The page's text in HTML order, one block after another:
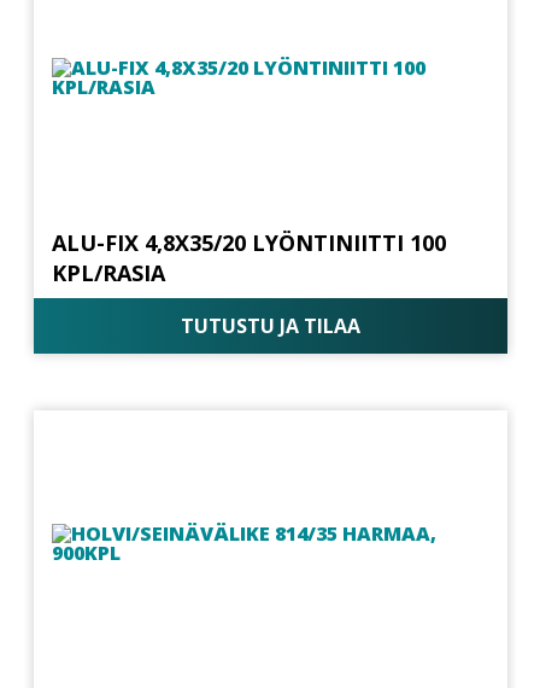
ALU-FIX 4,8X35/20 LYÖNTINIITTI 100
KPL/RASIA
TUTUSTU JA TILAA